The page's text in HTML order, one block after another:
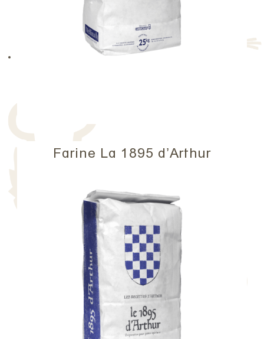
Farine La 1895 d’Arthur